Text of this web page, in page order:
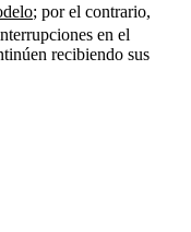
; por el contrario,
en el
recibiendo sus